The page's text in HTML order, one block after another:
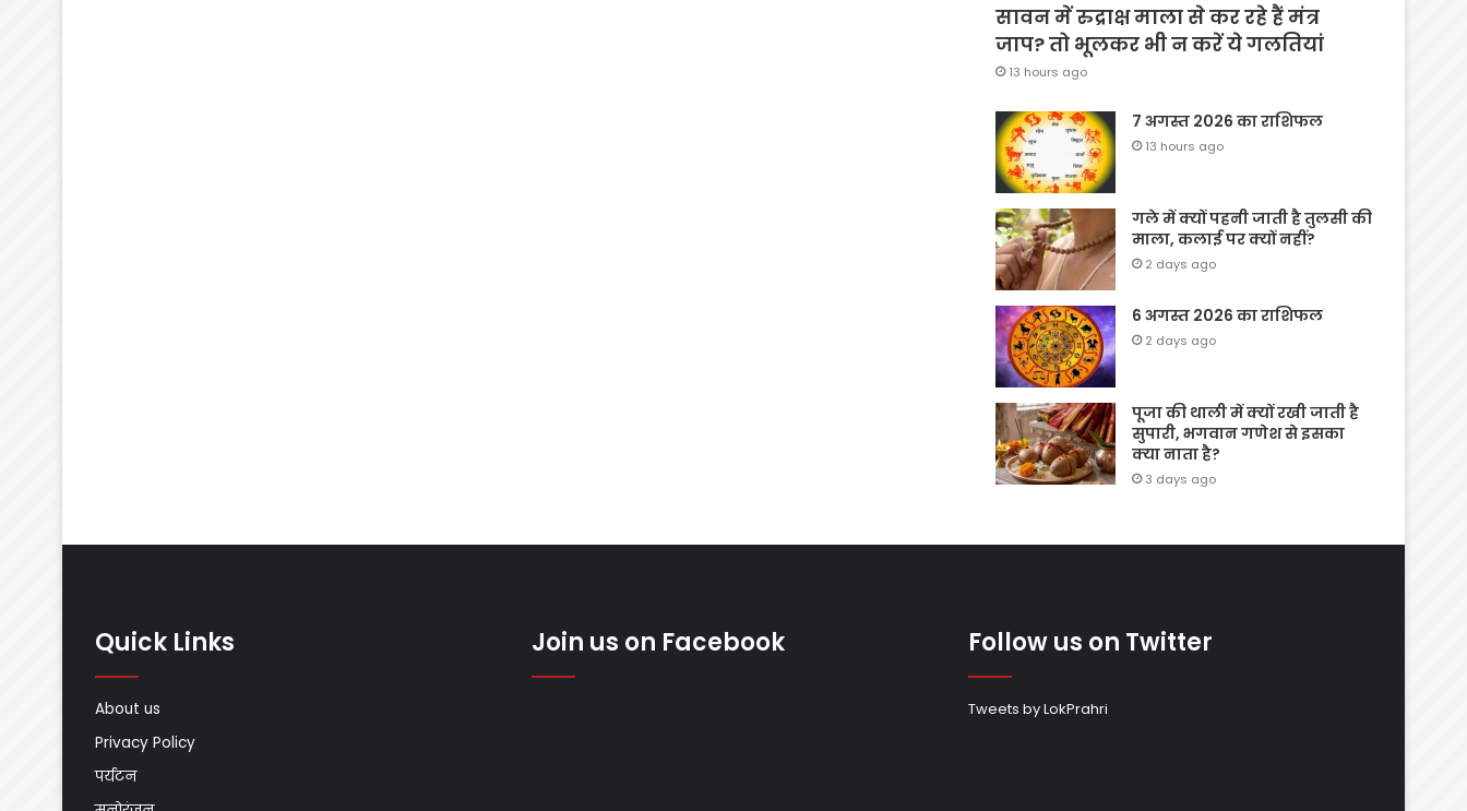
सावन में रुद्राक्ष माला से कर रहे हैं मंत्र
जाप? तो भूलकर भी न करें ये गलतियां
13 hours ago
7 अगस्त 2026 का राशिफल
13 hours ago
गले में क्यों पहनी जाती है तुलसी की
माला, कलाई पर क्यों नहीं?
2 days ago
6 अगस्त 2026 का राशिफल
2 days ago
पूजा की थाली में क्यों रखी जाती है
सुपारी, भगवान गणेश से इसका
क्या नाता है?
3 days ago
Quick Links
About us
Privacy Policy
पर्यटन
Join us on Facebook Follow us on Twitter
Tweets by LokPrahri